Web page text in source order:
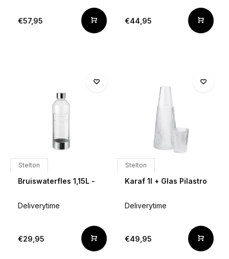
€57,95 €44,95
Stelton
Bruiswaterfles 1,15L -
Deliverytime
€29,95
Stelton
Karaf 1l + Glas Pilastro
Deliverytime
€49,95